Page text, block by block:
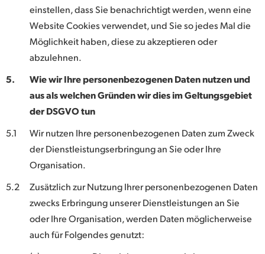
einstellen, dass Sie benachrichtigt werden, wenn eine
Website Cookies verwendet, und Sie so jedes Mal die
Möglichkeit haben, diese zu akzeptieren oder
abzulehnen.
5.
Wie wir Ihre personenbezogenen Daten nutzen und
aus als welchen Gründen wir dies im Geltungsgebiet
der DSGVO tun
5.1
Wir nutzen Ihre personenbezogenen Daten zum Zweck
der Dienstleistungserbringung an Sie oder Ihre
Organisation.
5.2
Zusätzlich zur Nutzung Ihrer personenbezogenen Daten
zwecks Erbringung unserer Dienstleistungen an Sie
oder Ihre Organisation, werden Daten möglicherweise
auch für Folgendes genutzt: